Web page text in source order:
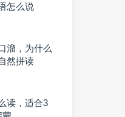
怎么说
溜，为什么
然拼读
读，适合3